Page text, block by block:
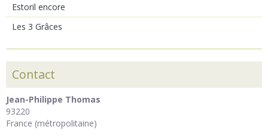
Estoril encore
Les 3 Grâces
Contact
Jean-Philippe Thomas
93220
France (métropolitaine)